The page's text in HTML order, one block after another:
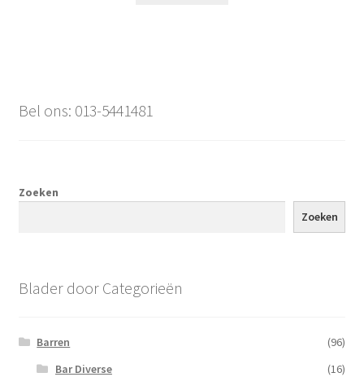
Bel ons: 013-5441481
Zoeken
Zoeken
Blader door Categorieën
Barren
(96)
Bar Diverse
(16)